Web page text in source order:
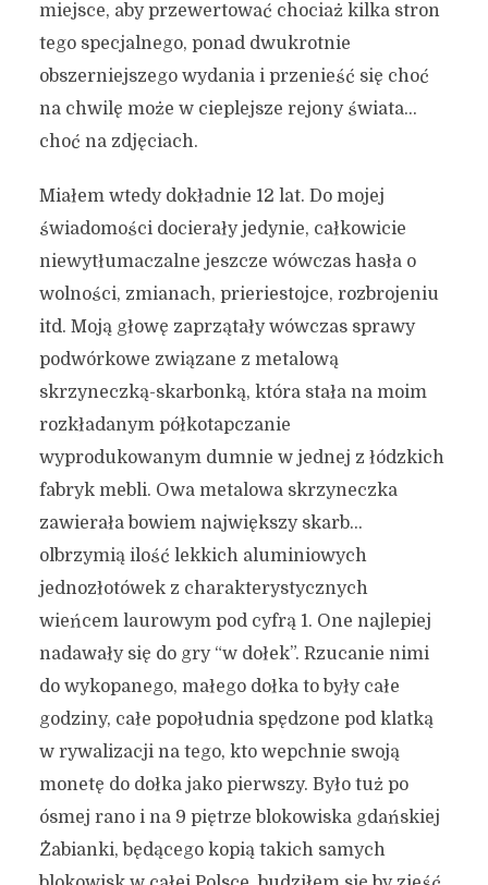
miejsce, aby przewertować chociaż kilka stron
tego specjalnego, ponad dwukrotnie
obszerniejszego wydania i przenieść się choć
na chwilę może w cieplejsze rejony świata…
choć na zdjęciach.
Miałem wtedy dokładnie 12 lat. Do mojej
świadomości docierały jedynie, całkowicie
niewytłumaczalne jeszcze wówczas hasła o
wolności, zmianach, prieriestojce, rozbrojeniu
itd. Moją głowę zaprzątały wówczas sprawy
podwórkowe związane z metalową
skrzyneczką-skarbonką, która stała na moim
rozkładanym półkotapczanie
wyprodukowanym dumnie w jednej z łódzkich
fabryk mebli. Owa metalowa skrzyneczka
zawierała bowiem największy skarb…
olbrzymią ilość lekkich aluminiowych
jednozłotówek z charakterystycznych
wieńcem laurowym pod cyfrą 1. One najlepiej
nadawały się do gry “w dołek”. Rzucanie nimi
do wykopanego, małego dołka to były całe
godziny, całe popołudnia spędzone pod klatką
w rywalizacji na tego, kto wepchnie swoją
monetę do dołka jako pierwszy. Było tuż po
ósmej rano i na 9 piętrze blokowiska gdańskiej
Żabianki, będącego kopią takich samych